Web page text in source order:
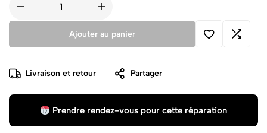
Ajouter au panier
Livraison et retour Partager
Prendre rendez-vous pour cette réparation